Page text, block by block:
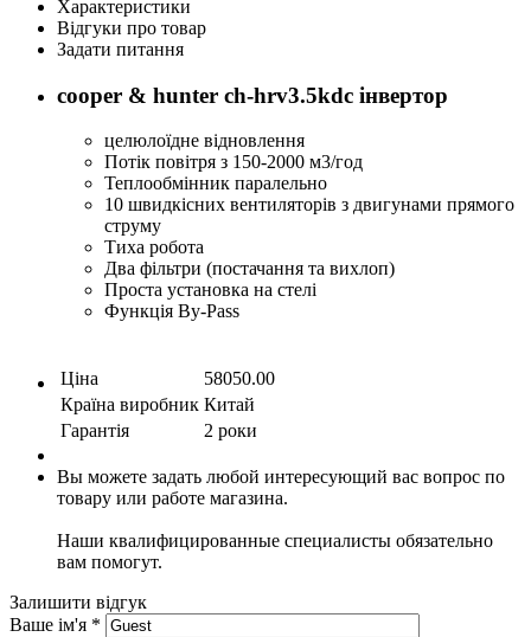
Характеристики
Відгуки про товар
Задати питання
cooper & hunter ch-hrv3.5kdc інвертор
целюлоїдне відновлення
Потік повітря з 150-2000 м3/год
Теплообмінник паралельно
10 швидкісних вентиляторів з двигунами прямого
струму
Тиха робота
Два фільтри (постачання та вихлоп)
Проста установка на стелі
Функція By-Pass
Ціна
58050.00
Країна виробник Китай
Гарантія
2 роки
Вы можете задать любой интересующий вас вопрос по
товару или работе магазина.
Наши квалифицированные специалисты обязательно
вам помогут.
Залишити відгук
Ваше ім'я *